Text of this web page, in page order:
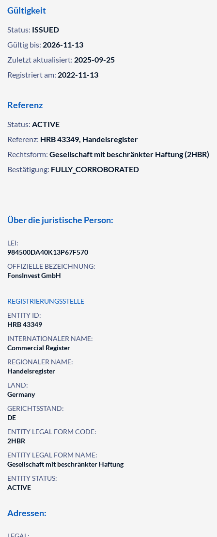
Gültigkeit
Status: ISSUED
Gültig bis: 2026-11-13
Zuletzt aktualisiert: 2025-09-25
Registriert am: 2022-11-13
Referenz
Status: ACTIVE
Referenz: HRB 43349, Handelsregister
Rechtsform: Gesellschaft mit beschränkter Haftung (2HBR)
Bestätigung: FULLY_CORROBORATED
Über die juristische Person:
LEI:
984500DA40K13P67F570
OFFIZIELLE BEZEICHNUNG:
FonsInvest GmbH
REGISTRIERUNGSSTELLE
ENTITY ID:
HRB 43349
INTERNATIONALER NAME:
Commercial Register
REGIONALER NAME:
Handelsregister
LAND:
Germany
GERICHTSSTAND:
DE
ENTITY LEGAL FORM CODE:
2HBR
ENTITY LEGAL FORM NAME:
Gesellschaft mit beschränkter Haftung
ENTITY STATUS:
ACTIVE
Adressen: